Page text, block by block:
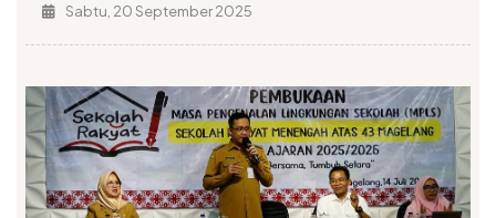
Sabtu, 20 September 2025